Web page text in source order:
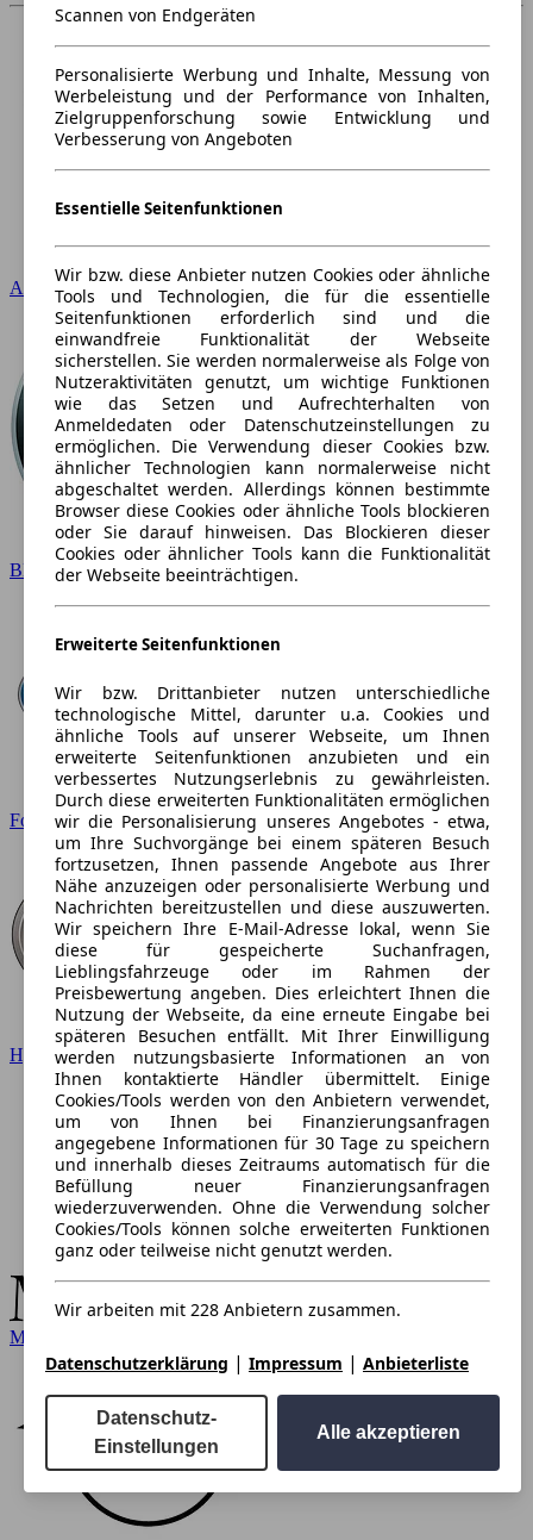
Audi
BMW
Ford
Hyundai
Mercedes-Benz
Scannen von Endgeräten
Personalisierte Werbung und Inhalte, Messung von
Werbeleistung und der Performance von Inhalten,
Zielgruppenforschung sowie Entwicklung und
Verbesserung von Angeboten
Essentielle Seitenfunktionen
Wir bzw. diese Anbieter nutzen Cookies oder ähnliche
Tools und Technologien, die für die essentielle
Seitenfunktionen erforderlich sind und die
einwandfreie Funktionalität der Webseite
sicherstellen. Sie werden normalerweise als Folge von
Nutzeraktivitäten genutzt, um wichtige Funktionen
wie das Setzen und Aufrechterhalten von
Anmeldedaten oder Datenschutzeinstellungen zu
ermöglichen. Die Verwendung dieser Cookies bzw.
ähnlicher Technologien kann normalerweise nicht
abgeschaltet werden. Allerdings können bestimmte
Browser diese Cookies oder ähnliche Tools blockieren
oder Sie darauf hinweisen. Das Blockieren dieser
Cookies oder ähnlicher Tools kann die Funktionalität
der Webseite beeinträchtigen.
Erweiterte Seitenfunktionen
Wir bzw. Drittanbieter nutzen unterschiedliche
technologische Mittel, darunter u.a. Cookies und
ähnliche Tools auf unserer Webseite, um Ihnen
erweiterte Seitenfunktionen anzubieten und ein
verbessertes Nutzungserlebnis zu gewährleisten.
Durch diese erweiterten Funktionalitäten ermöglichen
wir die Personalisierung unseres Angebotes - etwa,
um Ihre Suchvorgänge bei einem späteren Besuch
fortzusetzen, Ihnen passende Angebote aus Ihrer
Nähe anzuzeigen oder personalisierte Werbung und
Nachrichten bereitzustellen und diese auszuwerten.
Wir speichern Ihre E-Mail-Adresse lokal, wenn Sie
diese für gespeicherte Suchanfragen,
Lieblingsfahrzeuge oder im Rahmen der
Preisbewertung angeben. Dies erleichtert Ihnen die
Nutzung der Webseite, da eine erneute Eingabe bei
späteren Besuchen entfällt. Mit Ihrer Einwilligung
werden nutzungsbasierte Informationen an von
Ihnen kontaktierte Händler übermittelt. Einige
Cookies/Tools werden von den Anbietern verwendet,
um von Ihnen bei Finanzierungsanfragen
angegebene Informationen für 30 Tage zu speichern
und innerhalb dieses Zeitraums automatisch für die
Befüllung neuer Finanzierungsanfragen
wiederzuverwenden. Ohne die Verwendung solcher
Cookies/Tools können solche erweiterten Funktionen
ganz oder teilweise nicht genutzt werden.
Wir arbeiten mit 228 Anbietern zusammen.
Datenschutzerklärung | Impressum | Anbieterliste
Datenschutz-
Einstellungen
Alle akzeptieren